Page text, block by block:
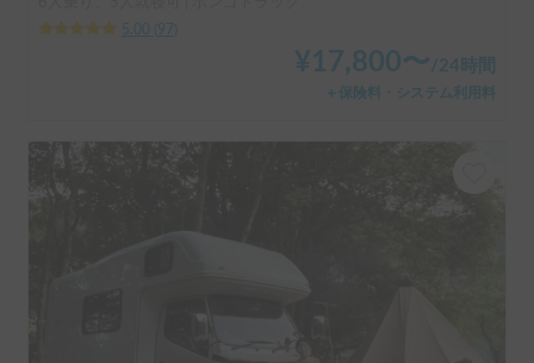
5.00
97
¥ 17,800〜 /24時間
＋保険料・システム利用料